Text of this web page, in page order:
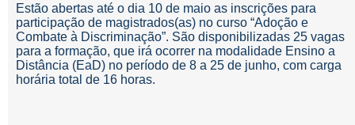
Estão abertas até o dia 10 de maio as inscrições para
participação de magistrados(as) no curso “Adoção e
Combate à Discriminação”. São disponibilizadas 25 vagas
para a formação, que irá ocorrer na modalidade Ensino a
Distância (EaD) no período de 8 a 25 de junho, com carga
horária total de 16 horas.